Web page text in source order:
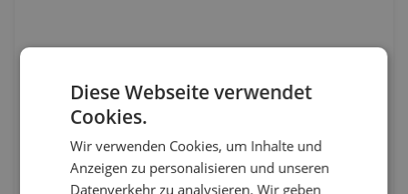
Diese Webseite verwendet
Cookies.
Wir verwenden Cookies, um Inhalte und
Anzeigen zu personalisieren und unseren
Datenverkehr zu analysieren. Wir geben